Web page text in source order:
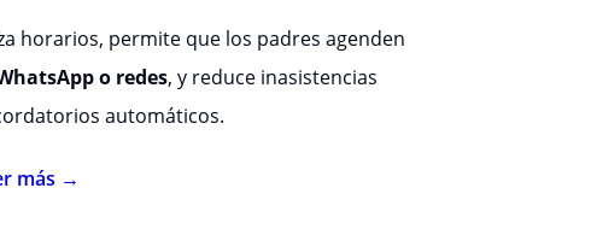
horarios, permite que los padres agenden
o redes, y reduce inasistencias
automáticos.
más →